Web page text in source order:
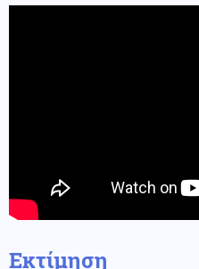
Εκτίμηση